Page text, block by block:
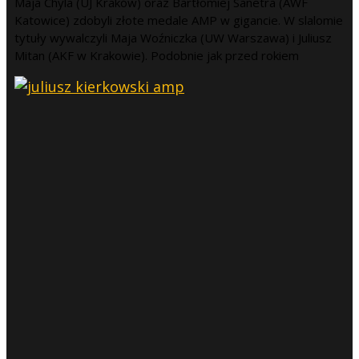
Katowice) zdobyli złote medale AMP w gigancie. W slalomie
tytuły wywalczyli Maja Woźniczka (UW Warszawa) i Juliusz
Mitan (AKF w Krakowie). Podobnie jak przed rokiem